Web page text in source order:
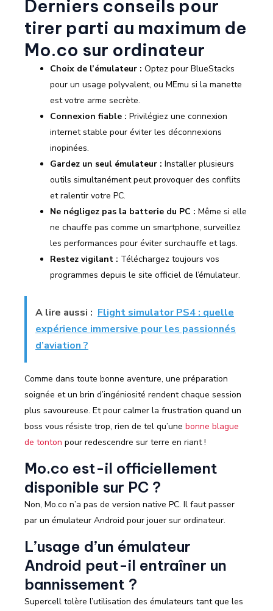
Derniers conseils pour
tirer parti au maximum de
Mo.co sur ordinateur
Choix de l’émulateur : Optez pour BlueStacks
pour un usage polyvalent, ou MEmu si la manette
est votre arme secrète.
Connexion fiable : Privilégiez une connexion
internet stable pour éviter les déconnexions
inopinées.
Gardez un seul émulateur : Installer plusieurs
outils simultanément peut provoquer des conflits
et ralentir votre PC.
Ne négligez pas la batterie du PC : Même si elle
ne chauffe pas comme un smartphone, surveillez
les performances pour éviter surchauffe et lags.
Restez vigilant : Téléchargez toujours vos
programmes depuis le site officiel de l’émulateur.
A lire aussi : Flight simulator PS4 : quelle
expérience immersive pour les passionnés
d’aviation ?
Comme dans toute bonne aventure, une préparation
soignée et un brin d’ingéniosité rendent chaque session
plus savoureuse. Et pour calmer la frustration quand un
boss vous résiste trop, rien de tel qu’une bonne blague
de tonton pour redescendre sur terre en riant !
Mo.co est-il officiellement
disponible sur PC ?
Non, Mo.co n’a pas de version native PC. Il faut passer
par un émulateur Android pour jouer sur ordinateur.
L’usage d’un émulateur
Android peut-il entraîner un
bannissement ?
Supercell tolère l’utilisation des émulateurs tant que les